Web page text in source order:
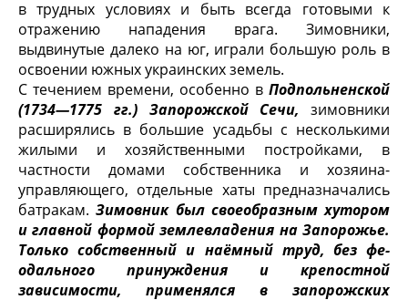
в трудных условиях и быть всегда готовыми к
отражению нападе­ния врага. Зимовники,
выдвинутые далеко на юг, играли большую роль в
освоении южных украинских земель.
С течением времени, особенно в Подпольненской
(1734—1775 гг.) Запорожской Сечи, зимовники
расширялись в большие усадьбы с несколь­кими
жилыми и хозяйственными постройками, в
частности домами собствен­ника и хозяина-
управляющего, отдельные хаты предназначались
батракам.Зимовник был своеобразным хутором
и главной формой землевла­дения на Запорожье.
Только собственный и наёмный труд, без фе­
одального принуждения и крепостной
зависимости, применялся в запорожских